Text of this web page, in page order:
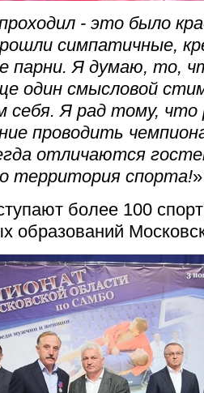
- это было
симпатичные,
парни. Я думаю, то,
один смысловой
себя. Я рад тому, что
проводить
отличаются
территория спорта!
более 100
образований